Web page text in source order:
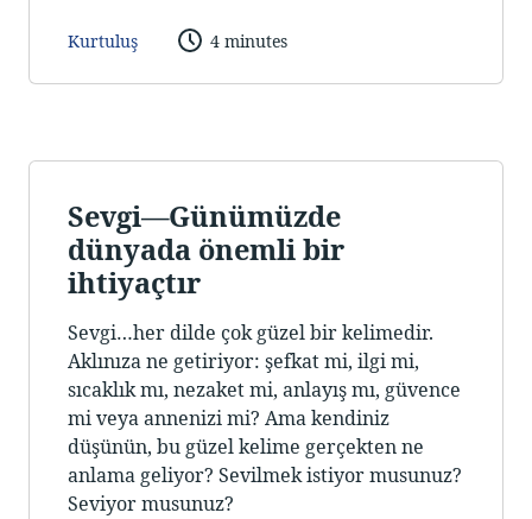
Kurtuluş 4 minutes
Sevgi—Günümüzde
dünyada önemli bir
ihtiyaçtır
Sevgi…her dilde çok güzel bir kelimedir.
Aklınıza ne getiriyor: şefkat mi, ilgi mi,
sıcaklık mı, nezaket mi, anlayış mı, güvence
mi veya annenizi mi? Ama kendiniz
düşünün, bu güzel kelime gerçekten ne
anlama geliyor? Sevilmek istiyor musunuz?
Seviyor musunuz?